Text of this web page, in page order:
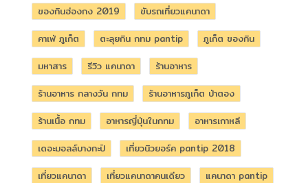
ของกินฮ่องกง 2019
ขับรถเที่ยวแคนาดา
คาเฟ่ ภูเก็ต
ตะลุยกิน กทม pantip
ภูเก็ต ของกิน
มหาสาร
รีวิว แคนาดา
ร้านอาหาร
ร้านอาหาร กลางวัน กทม
ร้านอาหารภูเก็ต ป่าตอง
ร้านเนื้อ กทม
อาหารญี่ปุ่นในกทม
อาหารเกาหลี
เดอะมอลล์บางกะปิ
เที่ยวนิวยอร์ค pantip 2018
เที่ยวแคนาดา
เที่ยวแคนาดาคนเดียว
แคนาดา pantip